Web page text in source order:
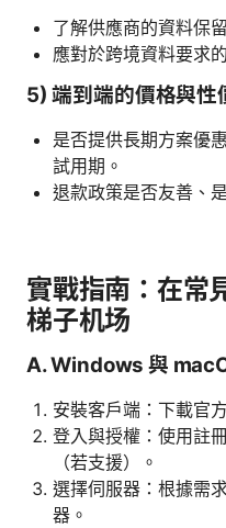
了解供應商的資料保
應對於跨境資料要求
5) 端到端的價格與性
是否提供長期方案優
試用期。
退款政策是否友善、
實戰指南：在常
梯子机场
A. Windows 與
安裝客戶端：下載官
登入與授權：使用註
（若支援）。
選擇伺服器：根據需
器。